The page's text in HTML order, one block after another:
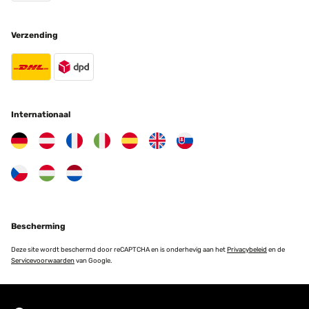
Verzending
Internationaal
Bescherming
Deze site wordt beschermd door reCAPTCHA en is onderhevig aan hetPrivacybeleid en de
Servicevoorwaardenvan Google.